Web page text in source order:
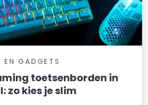
EN GADGETS
toetsenborden in
zo kies je slim